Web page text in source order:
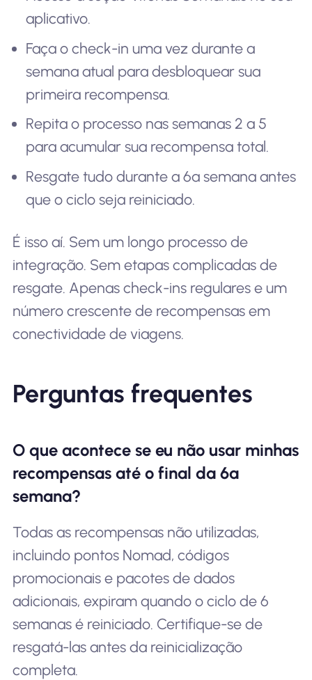
aplicativo.
Faça o check-in uma vez durante a
semana atual para desbloquear sua
primeira recompensa.
Repita o processo nas semanas 2 a 5
para acumular sua recompensa total.
Resgate tudo durante a 6ª semana antes
que o ciclo seja reiniciado.
É isso aí. Sem um longo processo de
integração. Sem etapas complicadas de
resgate. Apenas check-ins regulares e um
número crescente de recompensas em
conectividade de viagens.
Perguntas frequentes
O que acontece se eu não usar minhas
recompensas até o final da 6ª
semana?
Todas as recompensas não utilizadas,
incluindo pontos Nomad, códigos
promocionais e pacotes de dados
adicionais, expiram quando o ciclo de 6
semanas é reiniciado. Certifique-se de
resgatá-las antes da reinicialização
completa.